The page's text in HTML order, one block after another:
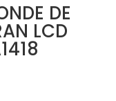
DE
LCD